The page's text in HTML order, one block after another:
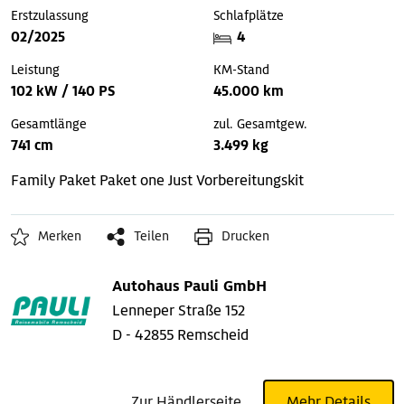
Erstzulassung
02/2025
Schlafplätze
4
Leistung
102 kW / 140 PS
KM-Stand
45.000 km
Gesamtlänge
741 cm
zul. Gesamtgew.
3.499 kg
Family Paket Paket one JustVorbereitungskit
Merken Teilen Drucken
Autohaus Pauli GmbH
Lenneper Straße 152
D - 42855 Remscheid